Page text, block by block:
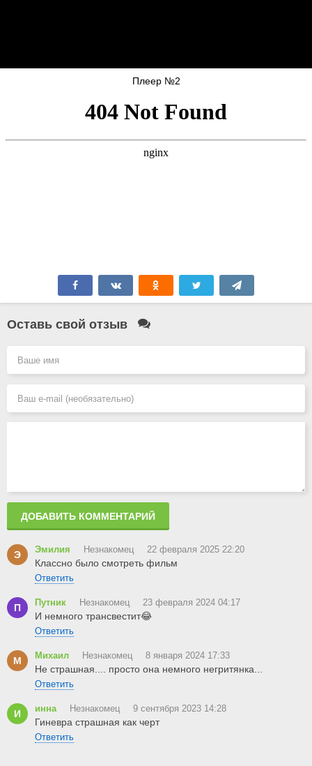
Плеер №2
Оставь свой отзыв
Э Эмилия Незнакомец 22 февраля 2025 22:20
Классно было смотреть фильм
Ответить
П Путник Незнакомец 23 февраля 2024 04:17
И немного трансвестит😂
Ответить
М Михаил Незнакомец 8 января 2024 17:33
Не страшная.... просто она немного негритянка...
Ответить
И инна Незнакомец 9 сентября 2023 14:28
Гиневра страшная как черт
Ответить
ДОБАВИТЬ КОММЕНТАРИЙ